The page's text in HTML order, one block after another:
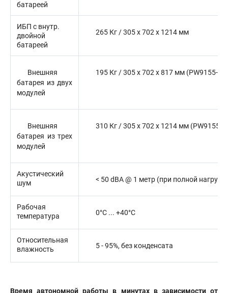
батареей
ИБП с внутр.
двойной
батареей
265 Кг / 305 x 702 x 1214 мм
Внешняя
батарея из двух
модулей
195 Кг / 305 x 702 x 817 мм (PW9155-
Внешняя
батарея из трех
модулей
310 Кг / 305 x 702 x 1214 мм (PW9155-
Акустический
шум
< 50 dBA @ 1 метр (при полной
Рабочая
температура
0°C ... +40°C
Относительная
влажность
5 - 95%, без конденсата
Время автономной работы в минутах в зависимости от